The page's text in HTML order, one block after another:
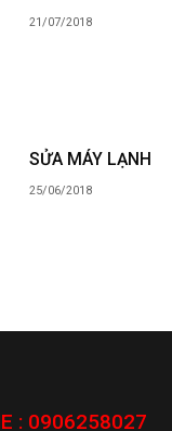
21/07/2018
SỬA MÁY LẠNH
25/06/2018
: 0906258027